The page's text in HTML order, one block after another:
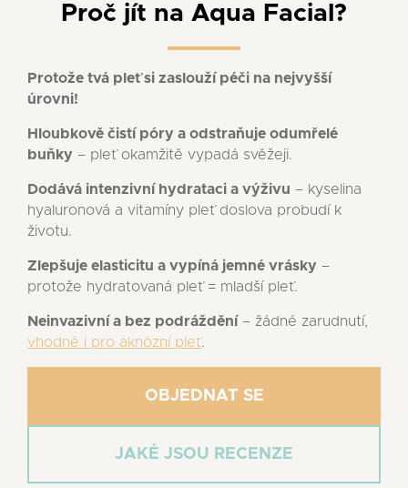
Proč jít na Aqua Facial?
Protože tvá pleť si zaslouží péči na nejvyšší
úrovni!
Hloubkově čistí póry a odstraňuje odumřelé
buňky – pleť okamžitě vypadá svěžeji.
Dodává intenzivní hydrataci a výživu – kyselina
hyaluronová a vitamíny pleť doslova probudí k
životu.
Zlepšuje elasticitu a vypíná jemné vrásky –
protože hydratovaná pleť = mladší pleť.
Neinvazivní a bez podráždění – žádné zarudnutí,
vhodné i pro aknózní pleť.
OBJEDNAT SE
JAKÉ JSOU RECENZE